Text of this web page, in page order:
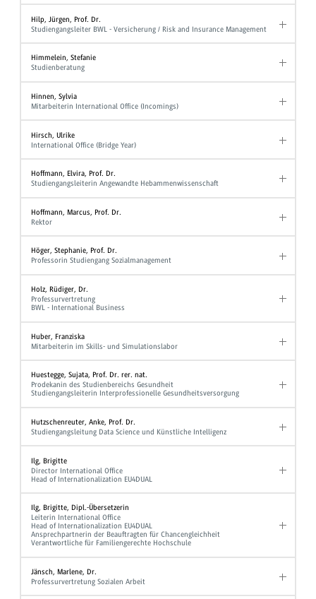
Hilp, Jürgen, Prof. Dr.
Studiengangsleiter BWL - Versicherung / Risk and Insurance Management
Himmelein, Stefanie
Studienberatung
Hinnen, Sylvia
Mitarbeiterin International Office (Incomings)
Hirsch, Ulrike
International Office (Bridge Year)
Hoffmann, Elvira, Prof. Dr.
Studiengangsleiterin Angewandte Hebammenwissenschaft
Hoffmann, Marcus, Prof. Dr.
Rektor
Höger, Stephanie, Prof. Dr.
Professorin Studiengang Sozialmanagement
Holz, Rüdiger, Dr.
Professurvertretung
BWL - International Business
Huber, Franziska
Mitarbeiterin im Skills- und Simulationslabor
Huestegge, Sujata, Prof. Dr. rer. nat.
Prodekanin des Studienbereichs Gesundheit
Studiengangsleiterin Interprofessionelle Gesundheitsversorgung
Hutzschenreuter, Anke, Prof. Dr.
Studiengangsleitung Data Science und Künstliche Intelligenz
Ilg, Brigitte
Director International Office
Head of Internationalization EU4DUAL
Ilg, Brigitte, Dipl.-Übersetzerin
Leiterin International Office
Head of Internationalization EU4DUAL
Ansprechpartnerin der Beauftragten für Chancengleichheit
Verantwortliche für Familiengerechte Hochschule
Jänsch, Marlene, Dr.
Professurvertretung Sozialen Arbeit